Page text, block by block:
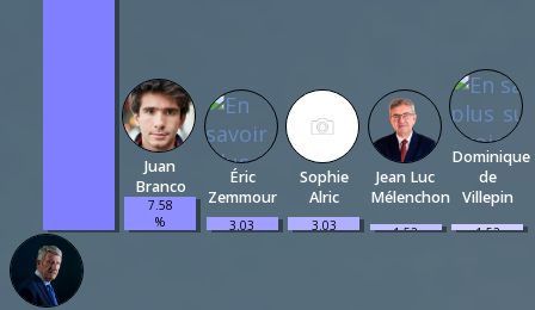
Juan
Branco
7.58
%
Éric
Zemmour
3.03
Sophie
Alric
3.03
Jean Luc
Mélenchon
1.52
Dominique
de
Villepin
1.52